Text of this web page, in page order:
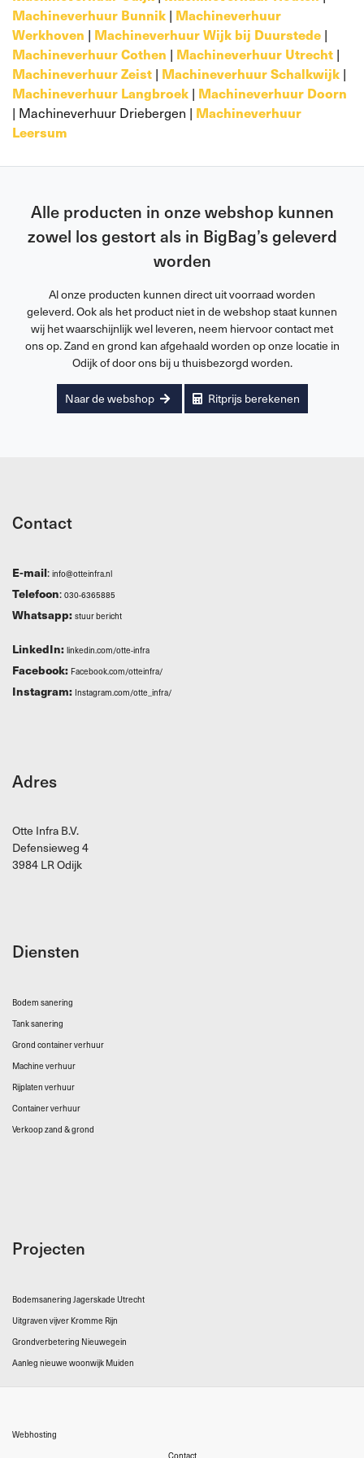
Machineverhuur Bunnik | Machineverhuur
Werkhoven | Machineverhuur Wijk bij Duurstede |
Machineverhuur Cothen | Machineverhuur Utrecht |
Machineverhuur Zeist | Machineverhuur Schalkwijk |
Machineverhuur Langbroek | Machineverhuur Doorn
| Machineverhuur Driebergen | Machineverhuur
Leersum
Alle producten in onze webshop kunnen
zowel los gestort als in BigBag’s geleverd
worden
Al onze producten kunnen direct uit voorraad worden
geleverd. Ook als het product niet in de webshop staat kunnen
wij het waarschijnlijk wel leveren, neem hiervoor contact met
ons op. Zand en grond kan afgehaald worden op onze locatie in
Odijk of door ons bij u thuisbezorgd worden.
Naar de webshop Ritprijs berekenen
Contact
E-mail: info@otteinfra.nl
Telefoon: 030-6365885
Whatsapp: stuur bericht
LinkedIn: linkedin.com/otte-infra
Facebook: Facebook.com/otteinfra/
Instagram: Instagram.com/otte_infra/
Adres
Otte Infra B.V.
Defensieweg 4
3984 LR Odijk
Diensten
Bodem sanering
Tank sanering
Grond container verhuur
Machine verhuur
Rijplaten verhuur
Container verhuur
Verkoop zand & grond
Projecten
Bodemsanering Jagerskade Utrecht
Uitgraven vijver Kromme Rijn
Grondverbetering Nieuwegein
Aanleg nieuwe woonwijk Muiden
Webhosting
Contact